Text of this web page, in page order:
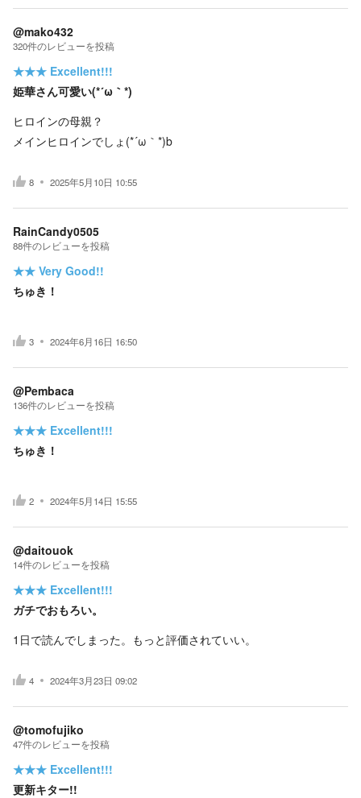
@mako432
320件のレビューを投稿
★★★ Excellent!!!
姫華さん可愛い(*´ω｀*)
ヒロインの母親？
メインヒロインでしょ(*´ω｀*)b
8 2025年5月10日 10:55
RainCandy0505
88件のレビューを投稿
★★ Very Good!!
ちゅき！
3 2024年6月16日 16:50
@Pembaca
136件のレビューを投稿
★★★ Excellent!!!
ちゅき！
2 2024年5月14日 15:55
@daitouok
14件のレビューを投稿
★★★ Excellent!!!
ガチでおもろい。
1日で読んでしまった。もっと評価されていい。
4 2024年3月23日 09:02
@tomofujiko
47件のレビューを投稿
★★★ Excellent!!!
更新キター!!